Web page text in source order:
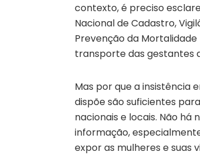
contexto, é preciso
Nacional de Cadastro,
Prevenção da
transporte das gestantes
Mas por que a insistência
dispõe são suficientes
nacionais e locais. Não há
informação,
expor as mulheres e suas